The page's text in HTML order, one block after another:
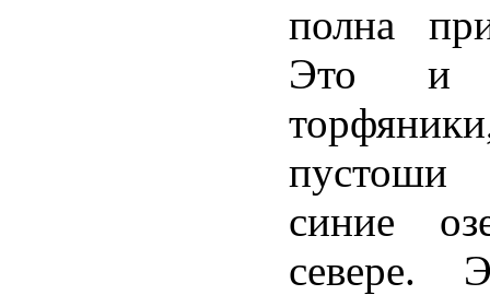
полна
Это и
пустоши
синие
севере.